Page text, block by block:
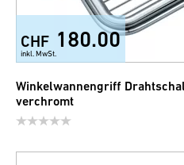
CHF 180.00
inkl. MwSt.
Winkelwannengriff
verchromt